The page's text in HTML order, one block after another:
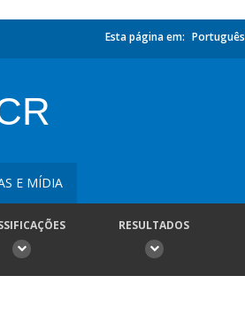
Esta página em: Português
E MÍDIA
RESULTADOS